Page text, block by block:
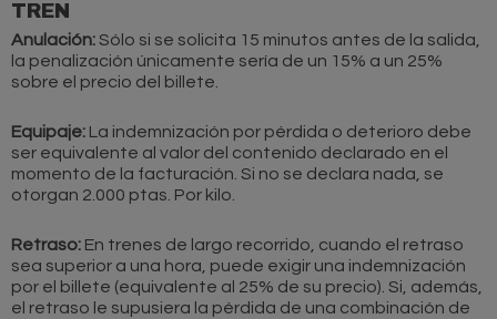
TREN
Anulación:Sólo si se solicita 15 minutos antes de la salida,
la penalización únicamente sería de un 15% a un 25%
sobre el precio del billete.
Equipaje: La indemnización por pérdida o deterioro debe
ser equivalente al valor del contenido declarado en el
momento de la facturación. Si no se declara nada, se
otorgan 2.000 ptas. Por kilo.
Retraso: En trenes de largo recorrido, cuando el retraso
sea superior a una hora, puede exigir una indemnización
por el billete (equivalente al 25% de su precio). Si, además,
el retraso le supusiera la pérdida de una combinación de